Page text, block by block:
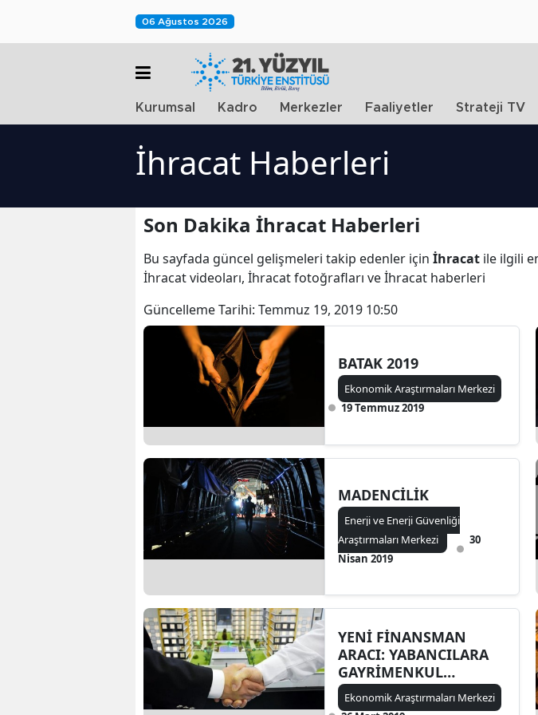
06 Ağustos 2026
Kurumsal Kadro Merkezler Faaliyetler Strateji TV
İhracat Haberleri
Son Dakika İhracat Haberleri
Bu sayfada güncel gelişmeleri takip edenler için İhracat ile ilgili
İhracat videoları, İhracat fotoğrafları ve İhracat haberleri
Güncelleme Tarihi: Temmuz 19, 2019 10:50
BATAK 2019
Ekonomik Araştırmaları Merkezi
19 Temmuz 2019
MADENCİLİK
Enerji ve Enerji Güvenliği
Araştırmaları Merkezi
30
Nisan 2019
YENİ FİNANSMAN
ARACI: YABANCILARA
GAYRİMENKUL
SATIŞLARI
Ekonomik Araştırmaları Merkezi